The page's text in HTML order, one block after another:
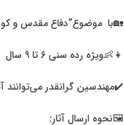
🏡با موضوع”دفاع مقدس و
👧👶ویژه رده سنی 6 تا 9 سال
✔️مهندسین گرانقدر می‌توانند
🖼نحوه ارسال آثار: